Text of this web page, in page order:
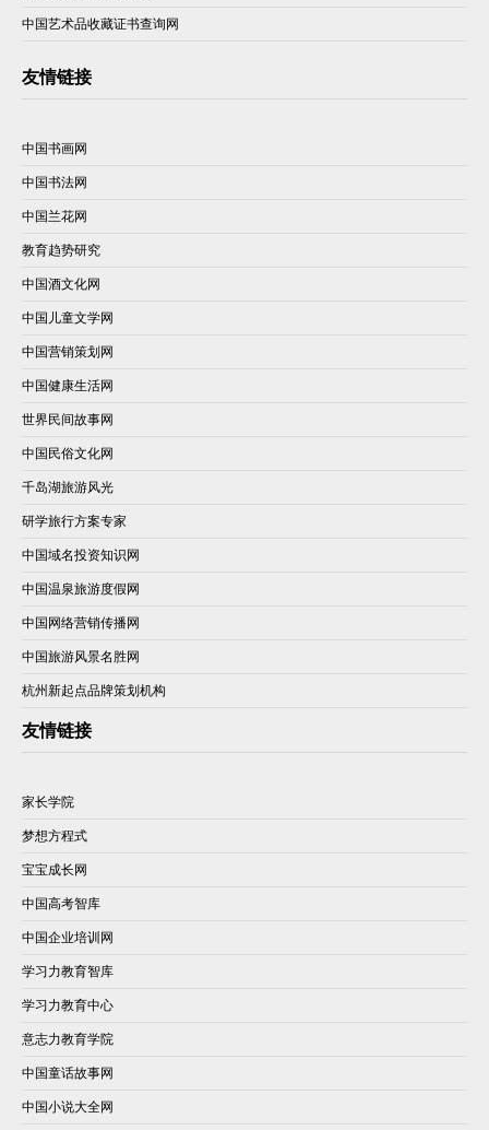
中国艺术品收藏证书查询网
友情链接
中国书画网
中国书法网
中国兰花网
教育趋势研究
中国酒文化网
中国儿童文学网
中国营销策划网
中国健康生活网
世界民间故事网
中国民俗文化网
千岛湖旅游风光
研学旅行方案专家
中国域名投资知识网
中国温泉旅游度假网
中国网络营销传播网
中国旅游风景名胜网
杭州新起点品牌策划机构
友情链接
家长学院
梦想方程式
宝宝成长网
中国高考智库
中国企业培训网
学习力教育智库
学习力教育中心
意志力教育学院
中国童话故事网
中国小说大全网